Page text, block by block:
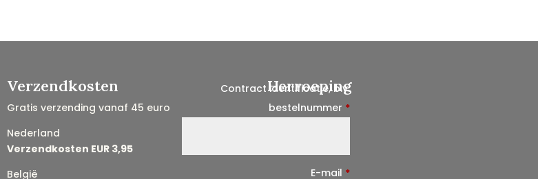
Verzendkosten
Gratis verzending vanaf 45 euro
Nederland
Verzendkosten EUR 3,95
België
Herroeping
Contract identificatie, b.v.
bestelnummer *
E-mail *